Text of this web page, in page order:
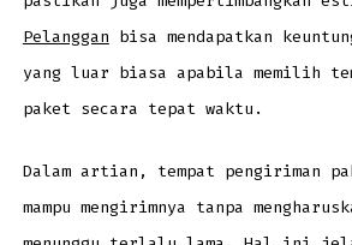
Pelanggan bisa mendapatkan
yang luar biasa apabila memilih
paket secara tepat waktu.
Dalam artian, tempat pengiriman
mampu mengirimnya tanpa